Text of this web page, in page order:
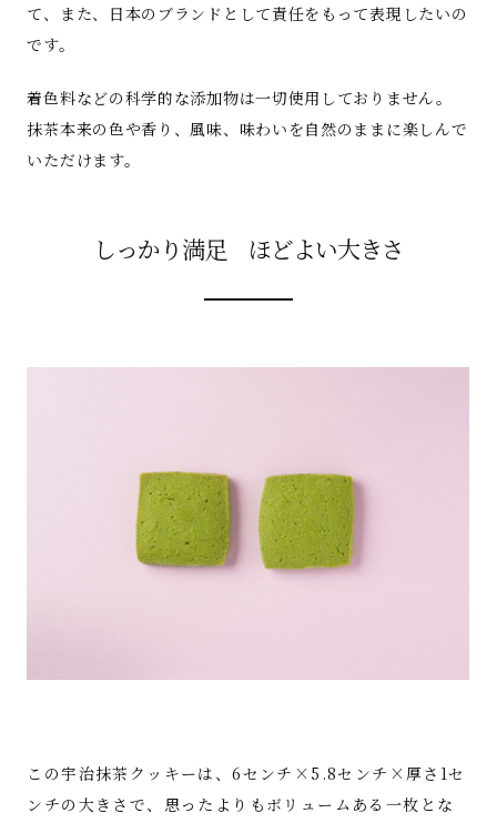
て、また、日本のブランドとして責任をもって表現したいの
です。
着色料などの科学的な添加物は一切使用しておりません。
抹茶本来の色や香り、風味、味わいを自然のままに楽しんで
いただけます。
しっかり満足 ほどよい大きさ
この宇治抹茶クッキーは、6センチ×5.8センチ×厚さ1セ
ンチの大きさで、思ったよりもボリュームある一枚とな